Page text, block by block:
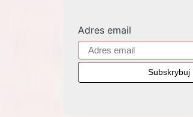
Adres email